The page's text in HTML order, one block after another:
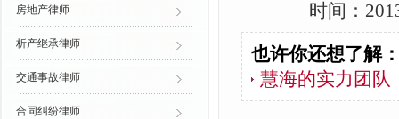
时间：
也许你还想了解
慧海的实力团队
房地产律师
析产继承律师
交通事故律师
合同纠纷律师